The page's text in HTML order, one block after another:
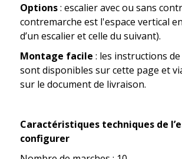
Options: escalier avec ou sans
contremarche est l'espace vertical
d’un escalier et celle du suivant).
Montage facile : les instructions
sont disponibles sur cette page et
sur le document de livraison.
Caractéristiques techniques de
configurer